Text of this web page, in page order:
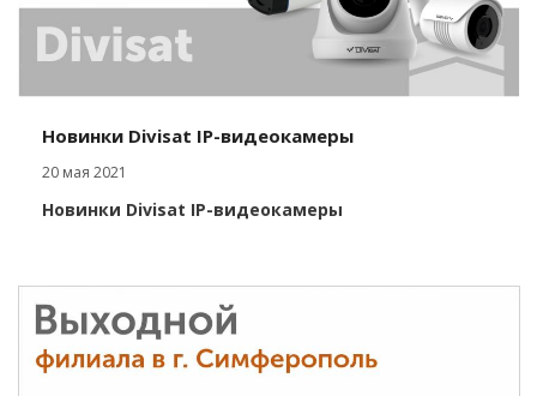
Новинки Divisat IP-видеокамеры
20 мая 2021
Новинки Divisat IP-видеокамеры